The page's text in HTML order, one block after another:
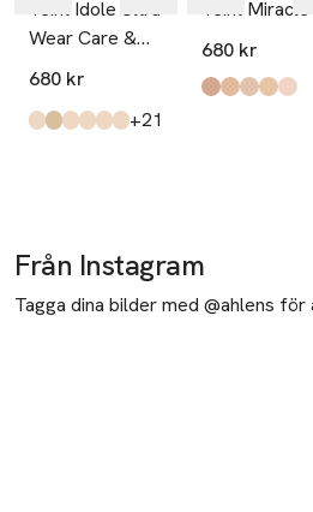
Mobilnummer
SKU: 65719095
Teint Idole Ultra
Wear Care &
Glow 24H
Foundation
680 kr
Produkten finns i färgerna:
245c,
105w,
230W,
220c,
310N,
110C, +21
Teint Miracle
680 kr
Produkten
045 Sable
03 Beige
02 Beige Lys
01 Beige
005 Beige
Från Instagram
Tagga dina bilder med @ahlens